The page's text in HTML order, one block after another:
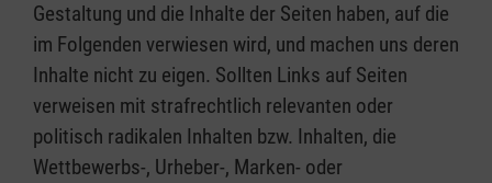
Gestaltung und die Inhalte der Seiten haben, auf die
im Folgenden verwiesen wird, und machen uns deren
Inhalte nicht zu eigen. Sollten Links auf Seiten
verweisen mit strafrechtlich relevanten oder
politisch radikalen Inhalten bzw. Inhalten, die
Wettbewerbs-, Urheber-, Marken- oder